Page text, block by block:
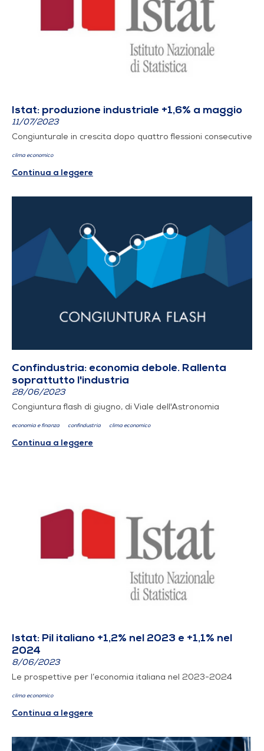
Istat: produzione industriale +1,6% a maggio
11/07/2023
Congiunturale in crescita dopo quattro flessioni consecutive
clima economico
Continua a leggere
Confindustria: economia debole. Rallenta
soprattutto l'industria
28/06/2023
Congiuntura flash di giugno, di Viale dell'Astronomia
economia e finanza confindustria clima economico
Continua a leggere
Istat: Pil italiano +1,2% nel 2023 e +1,1% nel
2024
8/06/2023
Le prospettive per l’economia italiana nel 2023-2024
clima economico
Continua a leggere